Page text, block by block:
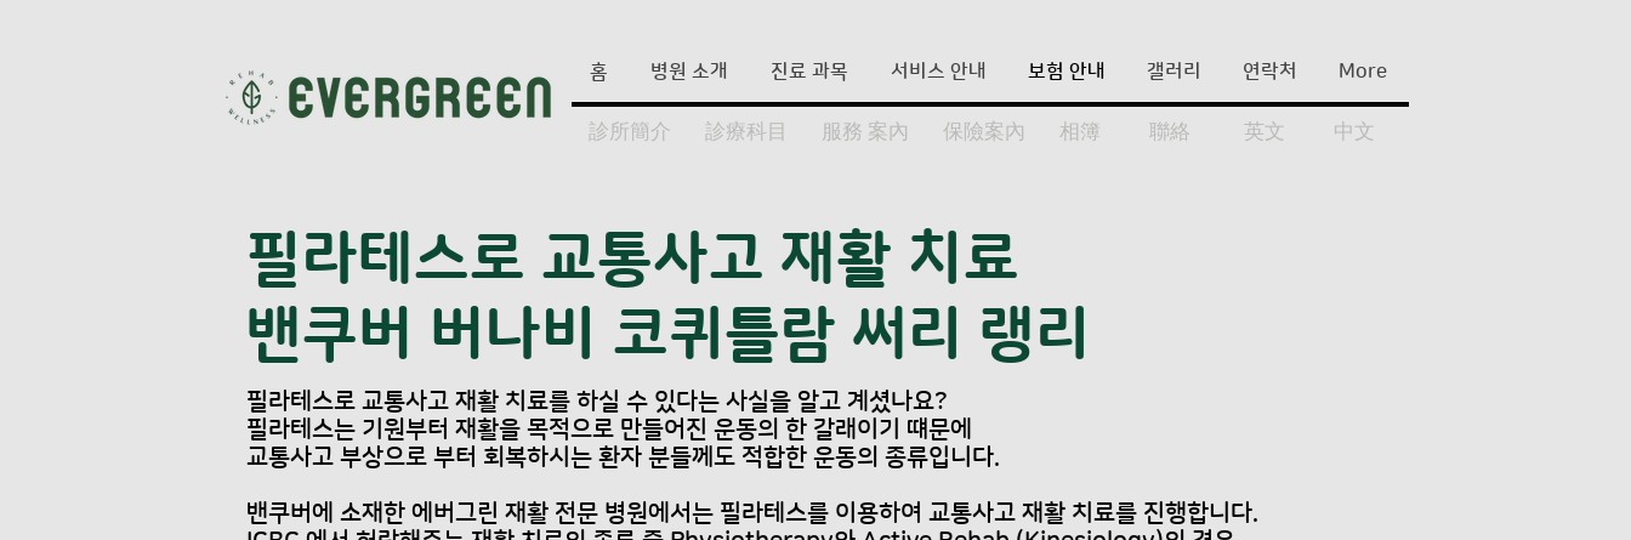
홈 병원 소개 진료 과목 서비스 안내 보험 안내 갤러리 연락처 More
診所簡介 診療科目 服務 案內 保險案內 相簿 聯絡 英文 中文
필라테스로 교통사고 재활 치료
​밴쿠버 버나비 코퀴틀람 써리 랭리
필라테스로 교통사고 재활 치료를 하실 수 있다는 사실을 알고 계셨나요?
필라테스는 기원부터 재활을 목적으로 만들어진 운동의 한 갈래이기 떄문에
교통사고 부상으로 부터 회복하시는 환자 분들께도 적합한 운동의 종류입니다.
밴쿠버에 소재한 에버그린 재활 전문 병원에서는 필라테스를 이용하여 교통사고 재활 치료를 진행합니다.